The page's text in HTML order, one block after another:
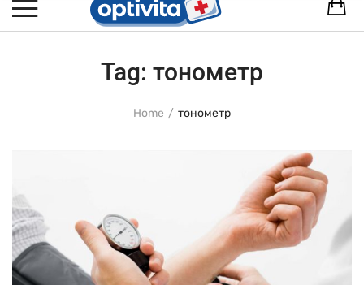
Tag: тонометр
Home тонометр